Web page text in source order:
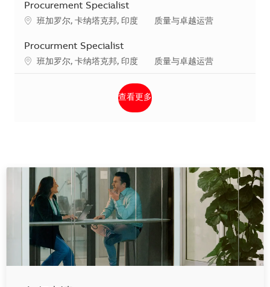
Procurement Specialist
地点班加罗尔, 卡纳塔克邦, 印度 类别
质量与卓越运营
Procurment Specialist
地点班加罗尔, 卡纳塔克邦, 印度 类别
质量与卓越运营
查看更多